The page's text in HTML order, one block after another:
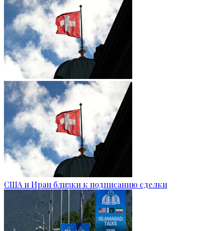
США и Иран близки к подписанию сделки